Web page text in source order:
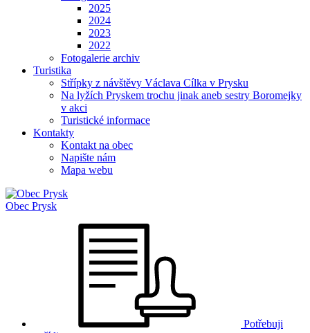
2025
2024
2023
2022
Fotogalerie archiv
Turistika
Střípky z návštěvy Václava Cílka v Prysku
Na lyžích Pryskem trochu jinak aneb sestry Boromejky
v akci
Turistické informace
Kontakty
Kontakt na obec
Napište nám
Mapa webu
Obec Prysk
Potřebuji